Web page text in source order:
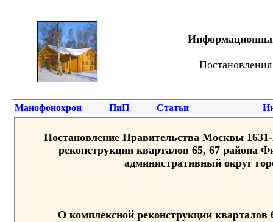
Манофонохрон ПиП Статьи
Постановление Правительства Москвы
реконструкции кварталов 65, 67 района
административный округ
О комплексной реконструкции